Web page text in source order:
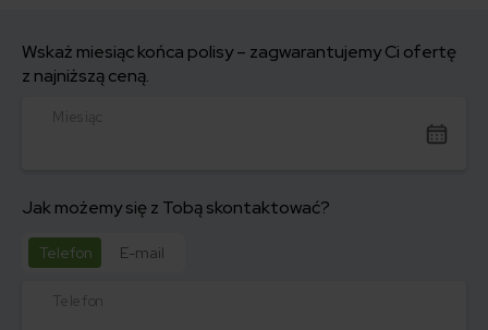
Wskaż miesiąc końca polisy – zagwarantujemy Ci ofertę
z najniższą ceną.
Miesiąc
Jak możemy się z Tobą skontaktować?
Telefon E-mail
Telefon